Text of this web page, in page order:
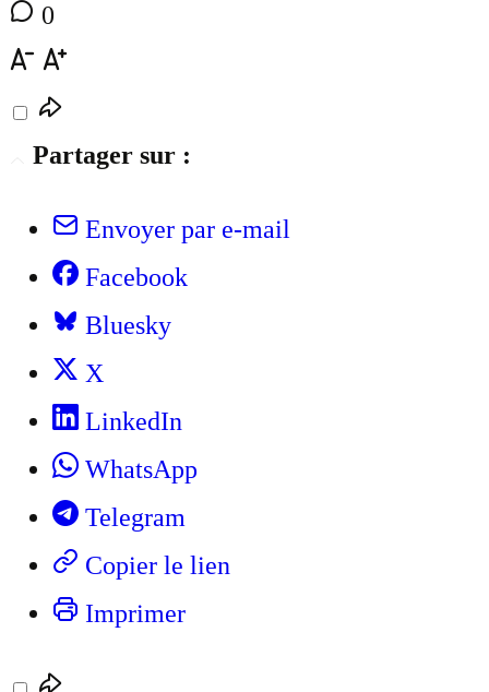
0
Partager sur :
Envoyer par e-mail
Facebook
Bluesky
X
LinkedIn
WhatsApp
Telegram
Copier le lien
Imprimer